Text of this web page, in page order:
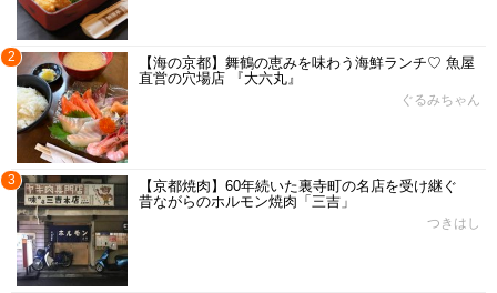
2
【海の京都】舞鶴の恵みを味わう海鮮ランチ♡ 魚屋
直営の穴場店 『大六丸』
ぐるみちゃん
3
【京都焼肉】60年続いた裏寺町の名店を受け継ぐ
昔ながらのホルモン焼肉「三吉」
つきはし